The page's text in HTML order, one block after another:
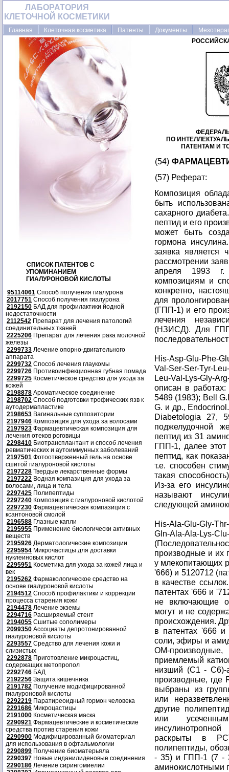
ЛАБОРАТОРИЯ
КЛЕТОЧНОЙ КОСМЕТИКИ
Главная Клеточная косметика Патенты Документы
СПИСОК ПАТЕНТОВ С
УПОМИНАНИЕМ
ГИАЛУРОНОВОЙ КИСЛОТЫ
95114061 Способ получения гиалурона
2017751 Способ получения гиалурона
2192150 БАД для профилактики йодной
недостаточности
2112542 Препарат для лечения патологий
соединительных тканей
2225206 Препарат для лечения рака молочной
железы
2299733 Лечение опорно-двигательного
аппарата
2299732 Способ лечения глаукомы
2299726 Противоинфекционная губная помада
2299725 Косметическое средство для ухода за
кожей
2198878 Ароматическое соединение
2198702 Способ подготовки трофических язв к
аутодермапластике
2198653 Вагинальные суппозитории
2197946 Композиция для ухода за волосами
2197923 Фармацевтическая композиция для
лечения отеков роговицы
2298410 Биотрансплантант и способ лечения
ревматических и аутоиммунных заболеваний
2197501 Фотоотверженный гель на основе
сшитой гиалуроновой кислоты
2197228 Твердые лекарственные формы
2197222 Водная компазиция для ухода за
волосами, лица и тела
2297425 Полипептиды
2297240 Композиция с гиалуроновой кислотой
2297230 Фармацевтическая компазиция с
ксантоновой смолой
2196588 Глазные капли
2195955 Применение биологически активных
веществ
2195926 Дерматологические композиции
2295954 Микрочастицы для доставки
нуклеиновых кислот
2295951 Косметика для ухода за кожей лица и
век
2195262 Фармакологическое средство на
основе гиалуроновой кислоты
2194512 Способ профилактики и коррекции
процесса старения кожи
2194478 Лечение экземы
2294716 Расширяемый стент
2194055 Сшитые сополимеры
2099350 Ассоциаты депротонированной
гиалуроновой кислоты
2293557 Средство для лечения кожи и
слизистых
2292878 Приготовление микроцастиц,
содержащих метопропол
2292746 БАД
2192256 Защита кишечника
2191782 Получение модифицированной
гиалуроновой кислоты
2292219 Паратиреоидный гормон человека
2291686 Микроцастицы
2191000 Косметическая маска
2290921 Фармацевтические и косметические
средства против старения кожи
2290900 Модифицированный биоматериал
для использования в офтальмологии
2290899 Получение биоматерьяла
2290397 Новые инданилиденовые соединения
2290186 Лечение сирингомиелии
ПО
ПАТЕНТАМ И
(54)
(57) Реферат:
Композиция
быть
сахарного
пептид и его
может быть
гормона
заявка является
рассмотрении
апреля 1993 г.
композициям и
конкретно,
для
(ГПП-1) и его
лечения
(НЗИСД). Для
His-Asp-Glu-Phe-
Val-Ser-Ser-Tyr-
Leu-Val-Lys-Gly-
описан в
5489 (1983); Bell
G. и др.,
Diabetologia 27,
поджелудочной
пептид из 31
ГПП-1, далее
пептид, как
т.е. способен
такая
Из-за его
называют
следующей
His-Ala-Glu-Gly-
Gln-Ala-Ala-Lys-
производные и их
у млекопитающих
'666) и 5120712
в качестве
патентах '666 и
не включающие
могут и не
происхождения.
в патентах '666
соли, эфиры и
ОМ-
приемлемый
низший (C1 - C6)-
производные, где
выбраны из
или
другие
или
раскрыты в
полипептиды,
- 35) и ГПП-1 (7 -
аминокислотными